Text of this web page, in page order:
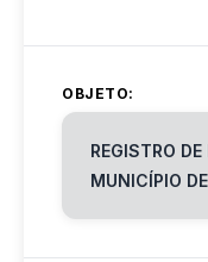
OBJETO:
REGISTRO
MUNICÍPIO